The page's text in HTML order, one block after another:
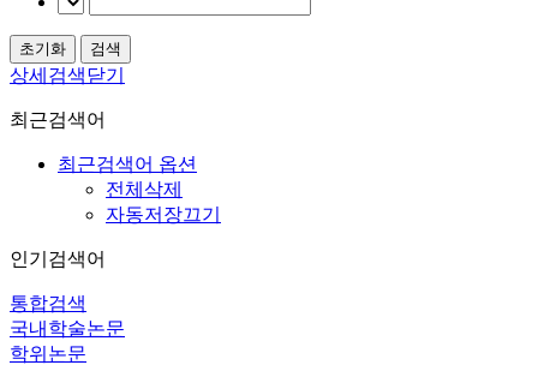
상세검색닫기
최근검색어
최근검색어 옵션
전체삭제
자동저장끄기
인기검색어
통합검색
국내학술논문
학위논문